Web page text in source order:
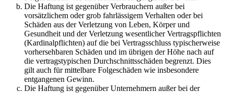
Die Haftung ist gegenüber Verbrauchern außer bei
vorsätzlichem oder grob fahrlässigem Verhalten oder bei
Schäden aus der Verletzung von Leben, Körper und
Gesundheit und der Verletzung wesentlicher Vertragspflichten
(Kardinalpflichten) auf die bei Vertragsschluss typischerweise
vorhersehbaren Schäden und im übrigen der Höhe nach auf
die vertragstypischen Durchschnittsschäden begrenzt. Dies
gilt auch für mittelbare Folgeschäden wie insbesondere
entgangenen Gewinn.
Die Haftung ist gegenüber Unternehmern außer bei der